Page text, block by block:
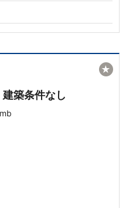
築条件なし
★